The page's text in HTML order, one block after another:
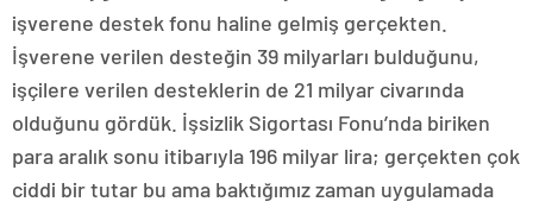
işverene destek fonu haline gelmiş gerçekten.
İşverene verilen desteğin 39 milyarları bulduğunu,
işçilere verilen desteklerin de 21 milyar civarında
olduğunu gördük. İşsizlik Sigortası Fonu’nda biriken
para aralık sonu itibarıyla 196 milyar lira; gerçekten çok
ciddi bir tutar bu ama baktığımız zaman uygulamada